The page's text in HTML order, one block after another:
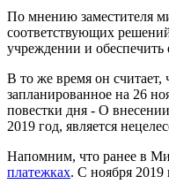
По мнению заместителя
соответствующих
учреждении и обеспечить
В то же время он считает,
запланированное на 26
повестки дня - О
2019 год, является
Напомним, что ранее в
платежках. С ноября 2019